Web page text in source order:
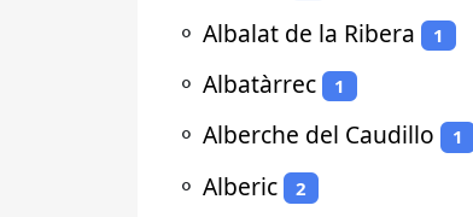
⚬ Albalat de la Ribera 1
⚬ Albatàrrec 1
⚬ Alberche del Caudillo 1
⚬ Alberic 2